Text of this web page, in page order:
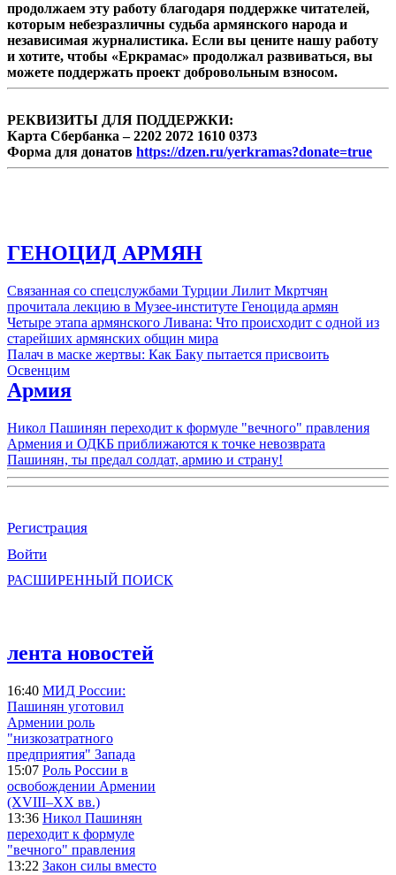
продолжаем эту работу благодаря поддержке читателей,
которым небезразличны судьба армянского народа и
независимая журналистика. Если вы цените нашу работу
и хотите, чтобы «Еркрамас» продолжал развиваться, вы
можете поддержать проект добровольным взносом.
РЕКВИЗИТЫ ДЛЯ ПОДДЕРЖКИ:
Карта Сбербанка – 2202 2072 1610 0373
Форма для донатов https://dzen.ru/yerkramas?donate=true
ГЕНОЦИД АРМЯН
Связанная со спецслужбами Турции Лилит Мкртчян
прочитала лекцию в Музее-институте Геноцида армян
Четыре этапа армянского Ливана: Что происходит с одной из
старейших армянских общин мира
Палач в маске жертвы: Как Баку пытается присвоить
Освенцим
Армия
Никол Пашинян переходит к формуле "вечного" правления
Армения и ОДКБ приближаются к точке невозврата
Пашинян, ты предал солдат, армию и страну!
Регистрация
Войти
РАСШИРЕННЫЙ ПОИСК
лента новостей
16:40 МИД России:
Пашинян уготовил
Армении роль
"низкозатратного
предприятия" Запада
15:07 Роль России в
освобождении Армении
(XVIII–XX вв.)
13:36 Никол Пашинян
переходит к формуле
"вечного" правления
13:22 Закон силы вместо